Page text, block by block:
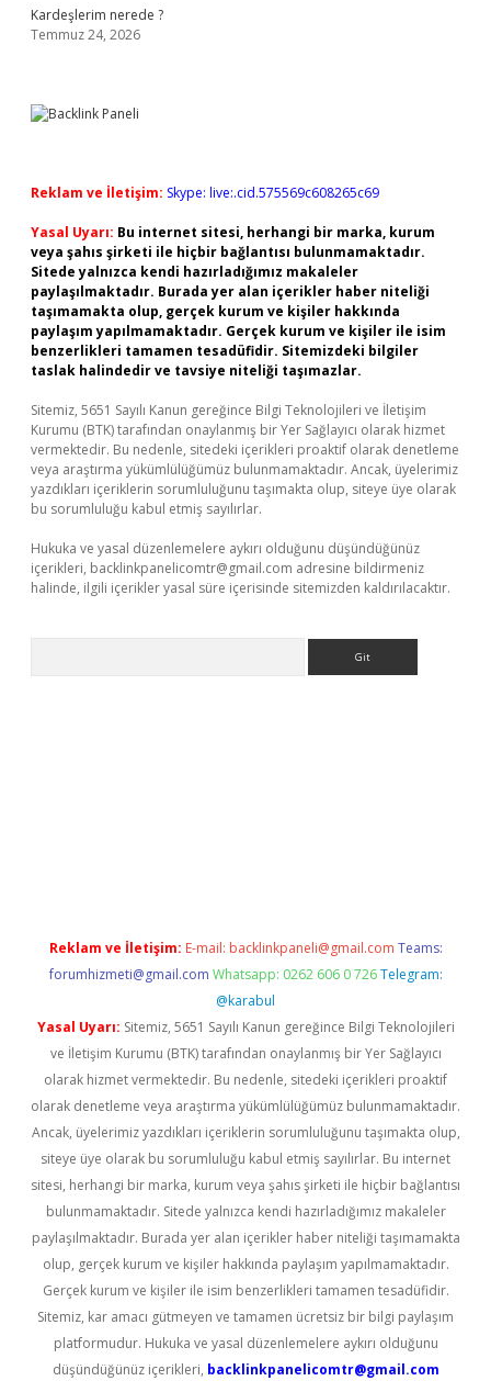
Kardeşlerim nerede ?
Temmuz 24, 2026
Reklam ve İletişim: Skype: live:.cid.575569c608265c69
Yasal Uyarı: Bu internet sitesi, herhangi bir marka, kurum
veya şahıs şirketi ile hiçbir bağlantısı bulunmamaktadır.
Sitede yalnızca kendi hazırladığımız makaleler
paylaşılmaktadır. Burada yer alan içerikler haber niteliği
taşımamakta olup, gerçek kurum ve kişiler hakkında
paylaşım yapılmamaktadır. Gerçek kurum ve kişiler ile isim
benzerlikleri tamamen tesadüfidir. Sitemizdeki bilgiler
taslak halindedir ve tavsiye niteliği taşımazlar.
Sitemiz, 5651 Sayılı Kanun gereğince Bilgi Teknolojileri ve İletişim
Kurumu (BTK) tarafından onaylanmış bir Yer Sağlayıcı olarak hizmet
vermektedir. Bu nedenle, sitedeki içerikleri proaktif olarak denetleme
veya araştırma yükümlülüğümüz bulunmamaktadır. Ancak, üyelerimiz
yazdıkları içeriklerin sorumluluğunu taşımakta olup, siteye üye olarak
bu sorumluluğu kabul etmiş sayılırlar.
Hukuka ve yasal düzenlemelere aykırı olduğunu düşündüğünüz
içerikleri, backlinkpanelicomtr@gmail.com adresine bildirmeniz
halinde, ilgili içerikler yasal süre içerisinde sitemizden kaldırılacaktır.
Reklam ve İletişim: E-mail: backlinkpaneli@gmail.com Teams:
forumhizmeti@gmail.com Whatsapp: 0262 606 0 726 Telegram:
@karabul
Yasal Uyarı: Sitemiz, 5651 Sayılı Kanun gereğince Bilgi Teknolojileri
ve İletişim Kurumu (BTK) tarafından onaylanmış bir Yer Sağlayıcı
olarak hizmet vermektedir. Bu nedenle, sitedeki içerikleri proaktif
olarak denetleme veya araştırma yükümlülüğümüz bulunmamaktadır.
Ancak, üyelerimiz yazdıkları içeriklerin sorumluluğunu taşımakta olup,
siteye üye olarak bu sorumluluğu kabul etmiş sayılırlar. Bu internet
sitesi, herhangi bir marka, kurum veya şahıs şirketi ile hiçbir bağlantısı
bulunmamaktadır. Sitede yalnızca kendi hazırladığımız makaleler
paylaşılmaktadır. Burada yer alan içerikler haber niteliği taşımamakta
olup, gerçek kurum ve kişiler hakkında paylaşım yapılmamaktadır.
Gerçek kurum ve kişiler ile isim benzerlikleri tamamen tesadüfidir.
Sitemiz, kar amacı gütmeyen ve tamamen ücretsiz bir bilgi paylaşım
platformudur. Hukuka ve yasal düzenlemelere aykırı olduğunu
düşündüğünüz içerikleri, backlinkpanelicomtr@gmail.com